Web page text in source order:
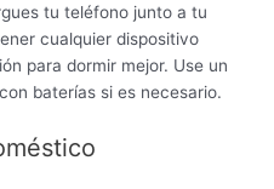
tu teléfono junto a tu
cualquier dispositivo
para dormir mejor. Use un
baterías si es necesario.